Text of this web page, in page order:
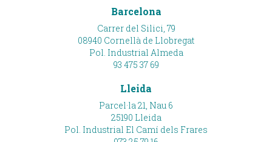
Barcelona
Carrer del Silici, 79
08940 Cornellà de Llobregat
Pol. Industrial Almeda
93 475 37 69
Lleida
Parcel·la 21, Nau 6
25190 Lleida
Pol. Industrial El Camí dels Frares